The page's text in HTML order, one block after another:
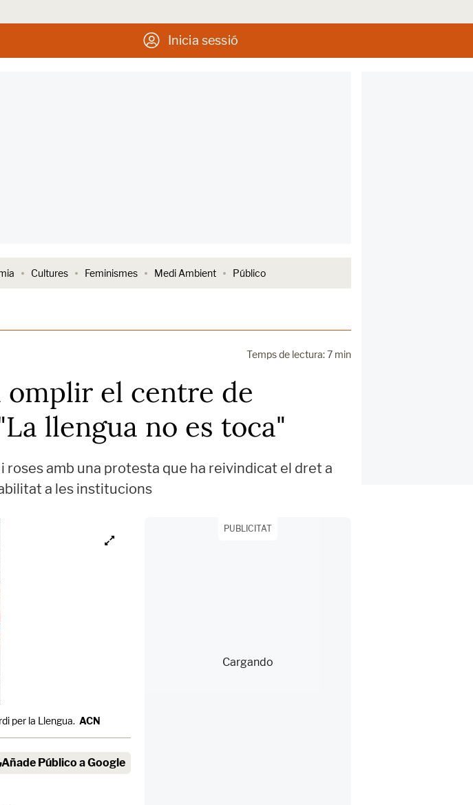
Inicia sessió
Cultures Feminismes Medi Ambient Público
Temps de lectura: 7 min
el centre de
llengua no es toca"
amb una protesta que ha reivindicat el dret a
a les institucions
per la Llengua. ACN
Añade Público a Google
PUBLICITAT